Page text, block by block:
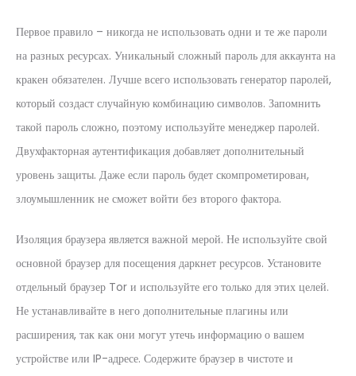
Первое правило – никогда не использовать одни и те же пароли
на разных ресурсах. Уникальный сложный пароль для аккаунта на
кракен обязателен. Лучше всего использовать генератор паролей,
который создаст случайную комбинацию символов. Запомнить
такой пароль сложно, поэтому используйте менеджер паролей.
Двухфакторная аутентификация добавляет дополнительный
уровень защиты. Даже если пароль будет скомпрометирован,
злоумышленник не сможет войти без второго фактора.
Изоляция браузера является важной мерой. Не используйте свой
основной браузер для посещения даркнет ресурсов. Установите
отдельный браузер Tor и используйте его только для этих целей.
Не устанавливайте в него дополнительные плагины или
расширения, так как они могут утечь информацию о вашем
устройстве или IP-адресе. Содержите браузер в чистоте и